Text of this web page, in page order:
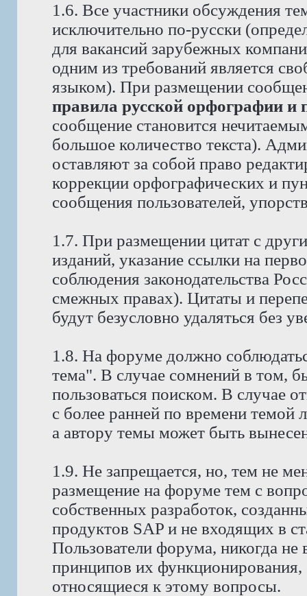
1.6. Все участники обсуждения
исключительно по-русски
для вакансий зарубежных
одним из требований является
языком). При размещении
правила русской орфографии и
сообщение становится
большое количество текста).
оставляют за собой право
коррекции орфографических и
сообщения пользователей,
1.7. При размещении цитат с
изданий, указание ссылки на
соблюдения законодательства
смежных правах). Цитаты и
будут безусловно удаляться без
1.8. На форуме должно
тема". В случае сомнений в том,
пользоваться поиском. В случае
с более ранней по времени темой
а автору темы может быть
1.9. Не запрещается, но, тем не
размещение на форуме тем с
собственных разработок,
продуктов SAP и не входящих в
Пользователи форума, никогда
принципов их
относящиеся к этому вопросы.